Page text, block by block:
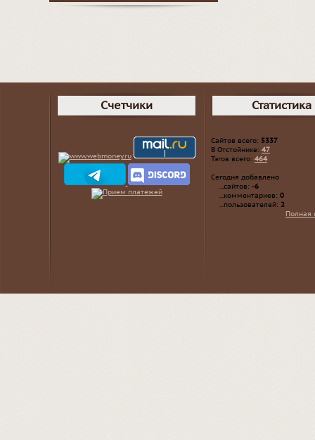
Счетчики Статистика
Сайтов всего: 5337
В Отстойнике: 47
Тэгов всего: 464
Сегодня добавлено
...сайтов: -6
...комментариев: 0
...пользователей: 2
Полная